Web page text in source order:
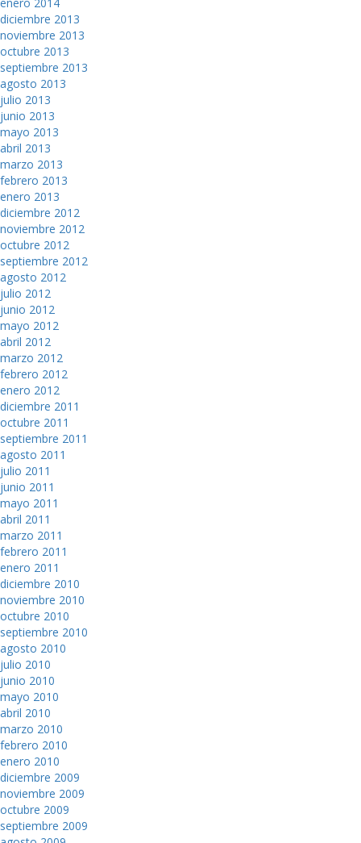
diciembre 2013
noviembre 2013
octubre 2013
septiembre 2013
agosto 2013
julio 2013
junio 2013
mayo 2013
abril 2013
marzo 2013
febrero 2013
enero 2013
diciembre 2012
noviembre 2012
octubre 2012
septiembre 2012
agosto 2012
julio 2012
junio 2012
mayo 2012
abril 2012
marzo 2012
febrero 2012
enero 2012
diciembre 2011
octubre 2011
septiembre 2011
agosto 2011
julio 2011
junio 2011
mayo 2011
abril 2011
marzo 2011
febrero 2011
enero 2011
diciembre 2010
noviembre 2010
octubre 2010
septiembre 2010
agosto 2010
julio 2010
junio 2010
mayo 2010
abril 2010
marzo 2010
febrero 2010
enero 2010
diciembre 2009
noviembre 2009
octubre 2009
septiembre 2009